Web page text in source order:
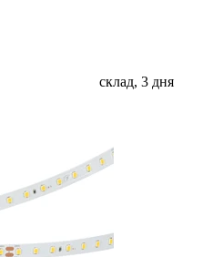
склад, 3 дня